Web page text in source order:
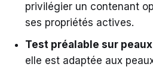
privilégier un contenant
ses propriétés actives.
Test préalable sur
elle est adaptée aux